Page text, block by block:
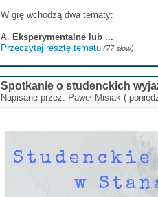
W grę wchodzą dwa tematy:
A. Eksperymentalne lub ...
Przeczytaj resztę tematu (77 słów)
Spotkanie o studenckich
Napisane przez: Paweł Misiak(